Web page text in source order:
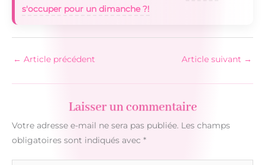
s'occuper pour un dimanche ?!
← Article précédent Article suivant →
Laisser un commentaire
Votre adresse e-mail ne sera pas publiée. Les champs
obligatoires sont indiqués avec *